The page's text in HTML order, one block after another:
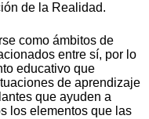
de la Realidad.
como ámbitos de
entre sí, por lo
educativo que
de aprendizaje
que ayuden a
los elementos que las